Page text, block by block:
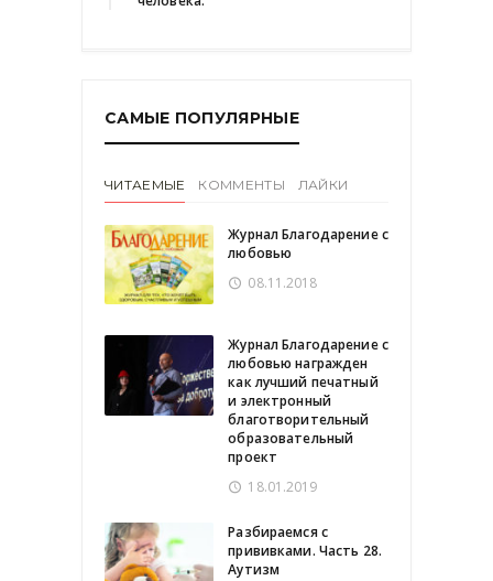
САМЫЕ ПОПУЛЯРНЫЕ
ЧИТАЕМЫЕ КОММЕНТЫ ЛАЙКИ
Журнал Благодарение с
любовью
08.11.2018
Журнал Благодарение с
любовью награжден
как лучший печатный
и электронный
благотворительный
образовательный
проект
18.01.2019
Разбираемся с
прививками. Часть 28.
Аутизм